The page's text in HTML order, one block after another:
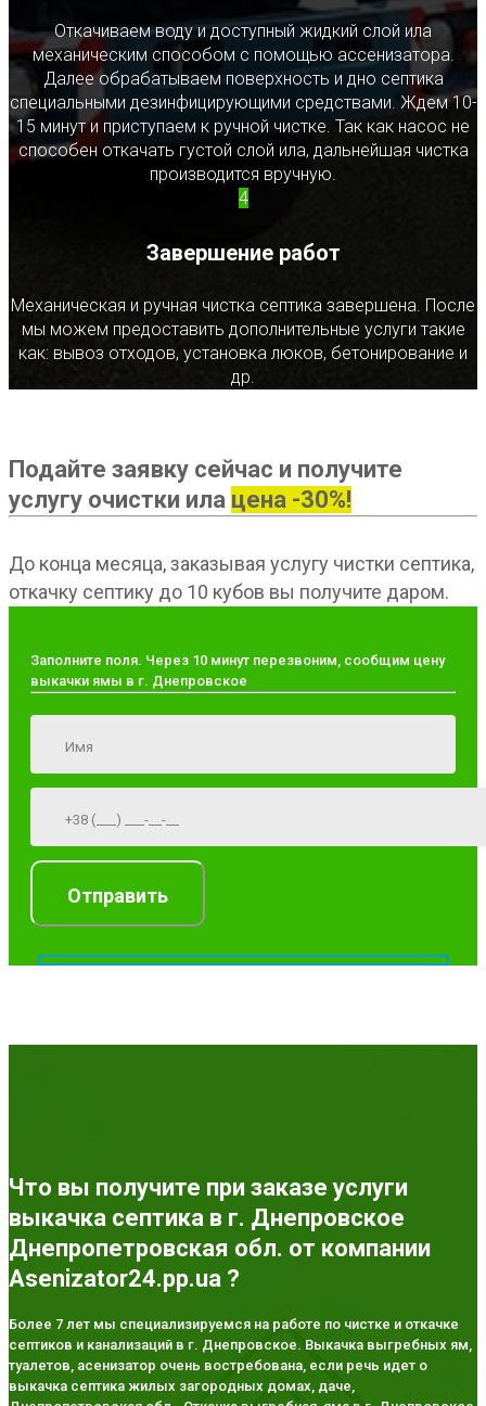
Откачиваем воду и доступный жидкий слой ила
механическим способом с помощью ассенизатора.
Далее обрабатываем поверхность и дно септика
специальными дезинфицирующими средствами. Ждем 10-
15 минут и приступаем к ручной чистке. Так как насос не
способен откачать густой слой ила, дальнейшая чистка
производится вручную.
4
Завершение работ
Механическая и ручная чистка септика завершена. После
мы можем предоставить дополнительные услуги такие
как: вывоз отходов, установка люков, бетонирование и
др.
Подайте заявку сейчас и получите
услугу очистки ила цена -30%!
До конца месяца, заказывая услугу чистки септика,
откачку септику до 10 кубов вы получите даром.
Заполните поля. Через 10 минут перезвоним, сообщим цену
выкачки ямы в г. Днепровское
Что вы получите при заказе услуги
выкачка септика в г. Днепровское
Днепропетровская обл. от компании
Asenizator24.pp.ua ?
Более 7 лет мы специализируемся на работе по чистке и откачке
септиков и канализаций в г. Днепровское. Выкачка выгребных ям,
туалетов, асенизатор очень востребована, если речь идет о
выкачка септика жилых загородных домах, даче,